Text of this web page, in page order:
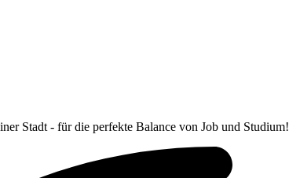
Stadt - für die perfekte Balance von Job und Studium!